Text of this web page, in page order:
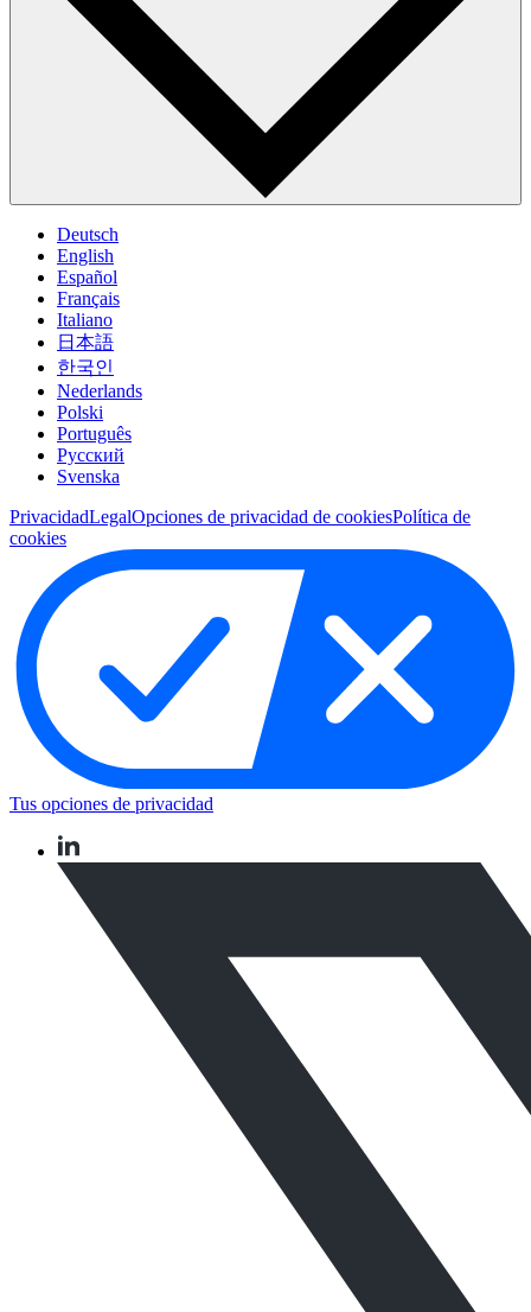
Deutsch
English
Español
Français
Italiano
日本語
한국인
Nederlands
Polski
Português
Pусский
Svenska
PrivacidadLegalOpciones de privacidad de cookiesPolítica de
cookies
Tus opciones de privacidad